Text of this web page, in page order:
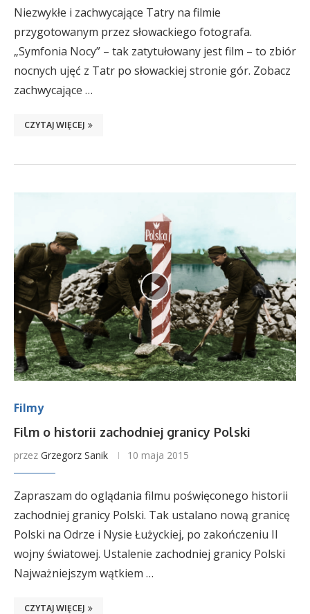
Niezwykłe i zachwycające Tatry na filmie
przygotowanym przez słowackiego fotografa.
„Symfonia Nocy” – tak zatytułowany jest film – to zbiór
nocnych ujęć z Tatr po słowackiej stronie gór. Zobacz
zachwycające …
CZYTAJ WIĘCEJ
Filmy
Film o historii zachodniej granicy Polski
przez Grzegorz Sanik 10 maja 2015
Zapraszam do oglądania filmu poświęconego historii
zachodniej granicy Polski. Tak ustalano nową granicę
Polski na Odrze i Nysie Łużyckiej, po zakończeniu II
wojny światowej. Ustalenie zachodniej granicy Polski
Najważniejszym wątkiem …
CZYTAJ WIĘCEJ